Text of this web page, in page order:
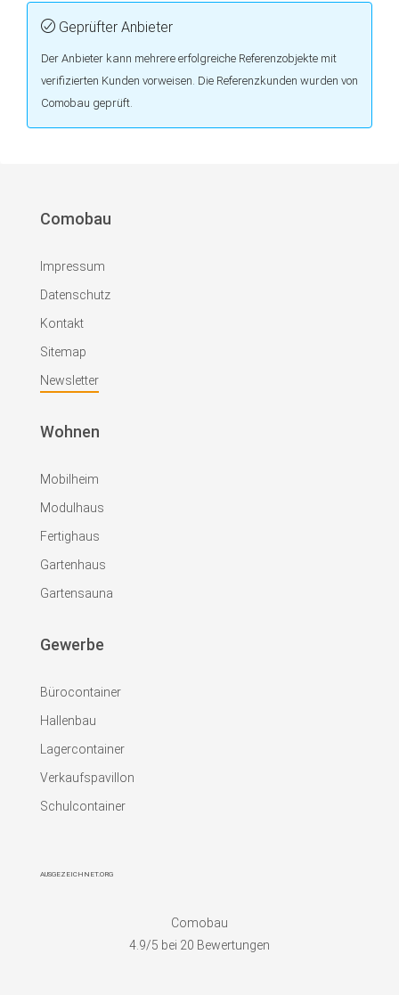
Geprüfter Anbieter
Der Anbieter kann mehrere erfolgreiche Referenzobjekte mit
verifizierten Kunden vorweisen. Die Referenzkunden wurden von
Comobau geprüft.
Comobau
Impressum
Datenschutz
Kontakt
Sitemap
Newsletter
Wohnen
Mobilheim
Modulhaus
Fertighaus
Gartenhaus
Gartensauna
Gewerbe
Bürocontainer
Hallenbau
Lagercontainer
Verkaufspavillon
Schulcontainer
AUSGEZEICHNET.ORG
Comobau
4.9/5 bei 20 Bewertungen